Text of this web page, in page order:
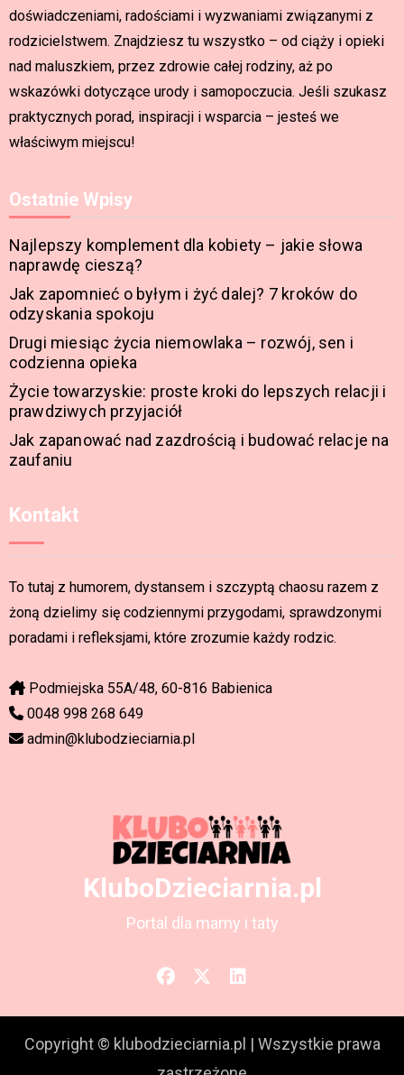
doświadczeniami, radościami i wyzwaniami związanymi z
rodzicielstwem. Znajdziesz tu wszystko – od ciąży i opieki
nad maluszkiem, przez zdrowie całej rodziny, aż po
wskazówki dotyczące urody i samopoczucia. Jeśli szukasz
praktycznych porad, inspiracji i wsparcia – jesteś we
właściwym miejscu!
Ostatnie Wpisy
Najlepszy komplement dla kobiety – jakie słowa
naprawdę cieszą?
Jak zapomnieć o byłym i żyć dalej? 7 kroków do
odzyskania spokoju
Drugi miesiąc życia niemowlaka – rozwój, sen i
codzienna opieka
Życie towarzyskie: proste kroki do lepszych relacji i
prawdziwych przyjaciół
Jak zapanować nad zazdrością i budować relacje na
zaufaniu
Kontakt
To tutaj z humorem, dystansem i szczyptą chaosu razem z
żoną dzielimy się codziennymi przygodami, sprawdzonymi
poradami i refleksjami, które zrozumie każdy rodzic.
Podmiejska 55A/48, 60-816 Babienica
0048 998 268 649
admin@klubodzieciarnia.pl
KluboDzieciarnia.pl
Portal dla mamy i taty
Copyright © klubodzieciarnia.pl | Wszystkie prawa